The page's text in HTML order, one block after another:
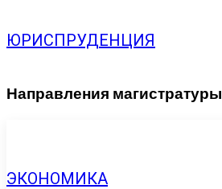
ЮРИСПРУДЕНЦИЯ
Направления магистратуры
ЭКОНОМИКА